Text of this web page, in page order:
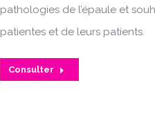
pathologies de l’épaule et
patientes et de leurs patients.
Consulter